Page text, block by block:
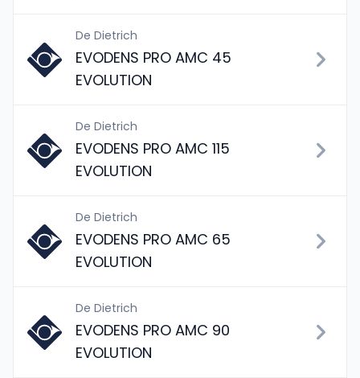
De Dietrich
EVODENS PRO AMC 45
EVOLUTION
De Dietrich
EVODENS PRO AMC 115
EVOLUTION
De Dietrich
EVODENS PRO AMC 65
EVOLUTION
De Dietrich
EVODENS PRO AMC 90
EVOLUTION